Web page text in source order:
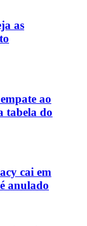
as
ao
tabela do
cai em
anulado